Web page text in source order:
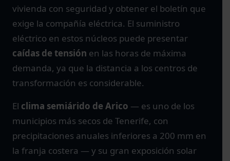
vivienda con seguridad y obtener el boletín que
exige la compañía eléctrica. El suministro
eléctrico en estos núcleos puede presentar
caídas de tensión en las horas de máxima
demanda, ya que la distancia a los centros de
transformación es considerable.
El clima semiárido de Arico — es uno de los
municipios más secos de Tenerife, con
precipitaciones anuales inferiores a 200 mm en
la franja costera — y su gran exposición solar